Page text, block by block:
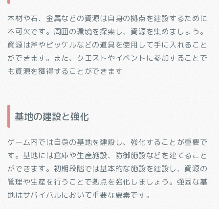
木材や石、金属などの資源は自身の拠点を建設するために
不可欠です。周囲の環境を探索し、資源を集めましょう。
資源は斧やピッケルなどの道具を使用して手に入れること
ができます。また、クエストやイベントに参加することで
も資源を獲得することができます
基地の建設と強化
ゲーム内では自身の基地を建設し、強化することが重要で
す。基地には倉庫や生産施設、防御施設などを建てること
ができます。初期段階では基本的な施設を建設し、資源の
管理や生産を行うことで拠点を強化しましょう。強固な基
地はサバイバルにおいて重要な要素です。